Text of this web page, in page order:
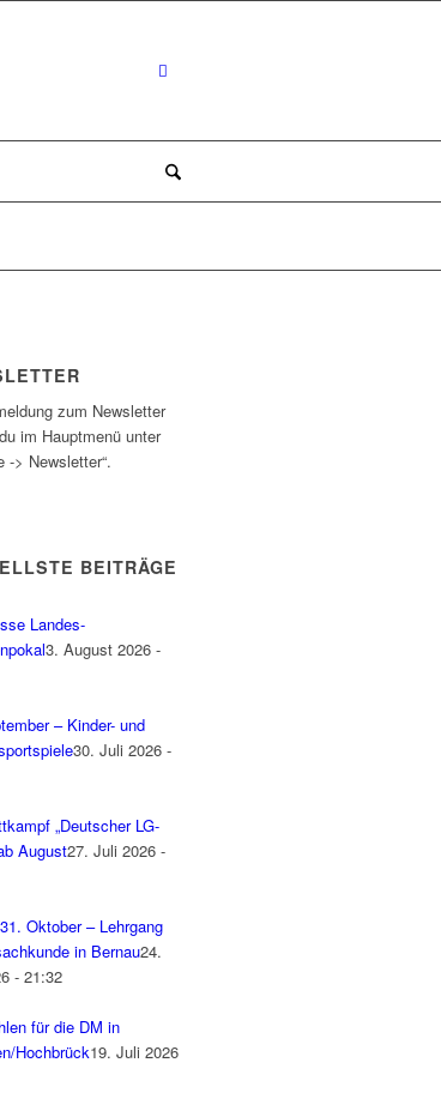
zum Newsletter
im Hauptmenü unter
-> Newsletter“.
BEITRÄGE
Landes-
3. August 2026 -
– Kinder- und
30. Juli 2026 -
„Deutscher LG-
August27. Juli 2026 -
Oktober – Lehrgang
in Bernau24.
- 21:32
für die DM in
Hochbrück19. Juli 2026